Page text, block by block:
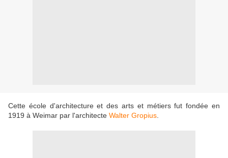
Cette école d'architecture et des arts et métiers fut fondée en
1919 à Weimar par l'architecte Walter Gropius